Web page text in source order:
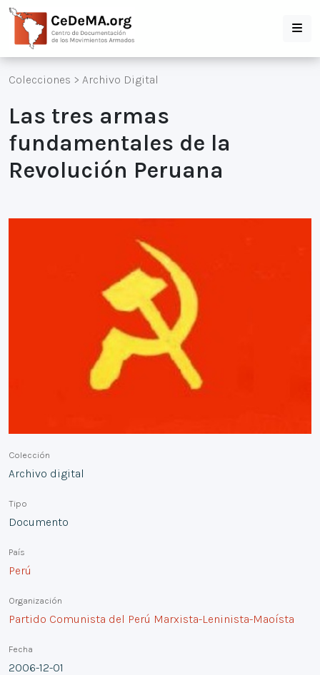
Colecciones > Archivo Digital
Las tres armas
fundamentales de la
Revolución Peruana
Colección
Archivo digital
Tipo
Documento
País
Perú
Organización
Partido Comunista del Perú Marxista-Leninista-Maoísta
Fecha
2006-12-01